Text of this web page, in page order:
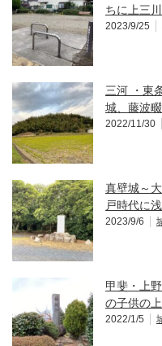
ちに上三
2023/9/25
三河 ・東
城、藤波
2022/11/30
真壁城～
戸時代に
2023/9/6
甲斐・上
の子供の
2022/1/5